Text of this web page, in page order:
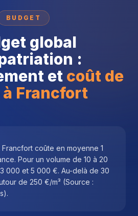
BUDGET
global
:
et coût de
à Francfort
coûte en moyenne 1
Pour un volume de 10 à 20
000 et 5 000 €. Au-delà de 30
de 250 €/m³ (Source :